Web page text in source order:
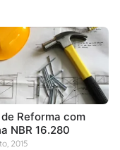
Reforma com
NBR 16.280
2015